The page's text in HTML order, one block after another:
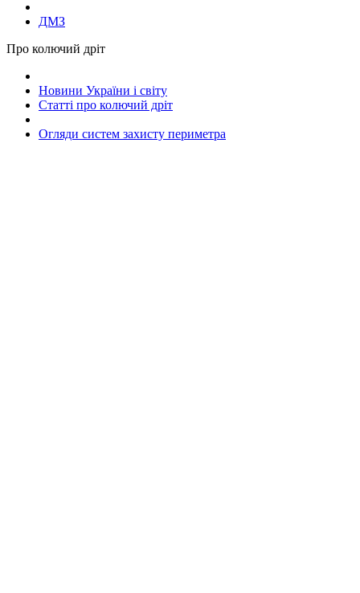
ДМЗ
Про колючий дріт
Новини України і світу
Статті про колючий дріт
Огляди систем захисту периметра